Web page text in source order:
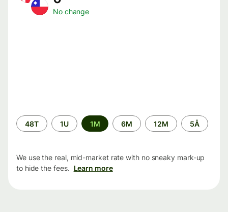
No change
Time
period
48T 1U 1M 6M 12M 5Å
We use the real, mid-market rate with no sneaky mark-up
to hide the fees. Learn more